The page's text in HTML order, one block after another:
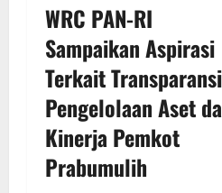
WRC PAN-RI
Sampaikan Aspirasi
Terkait Transparansi
Pengelolaan Aset
Kinerja Pemkot
Prabumulih